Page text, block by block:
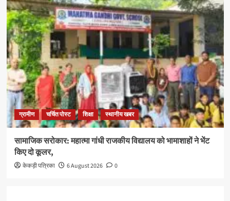
ग्रामीण चर्चित पोस्ट शिक्षा स्थानीय खबर
सामाजिक सरोकार: महात्मा गांधी राजकीय विद्यालय को भामाशाहों ने भेंट
किए दो कूलर,
केकड़ी पत्रिका 6 August 2026 0